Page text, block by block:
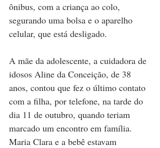
ônibus, com a criança ao colo,
segurando uma bolsa e o aparelho
celular, que está desligado.
A mãe da adolescente, a cuidadora de
idosos Aline da Conceição, de 38
anos, contou que fez o último contato
com a filha, por telefone, na tarde do
dia 11 de outubro, quando teriam
marcado um encontro em família.
Maria Clara e a bebê estavam